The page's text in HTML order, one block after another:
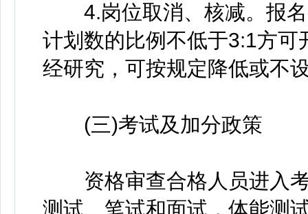
4.岗位取消、核减。报名
计划数的比例不低于3:1方
经研究，可按规定降低或不
(三)考试及加分政策
资格审查合格人员进入考
测试、笔试和面试，体能测